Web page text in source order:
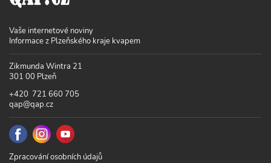
Vaše internetové noviny
Informace z Plzeňského kraje kvapem
Zikmunda Wintra 21
301 00 Plzeň
+420 721 660 705
qap@qap.cz
Zpracování osobních údajů